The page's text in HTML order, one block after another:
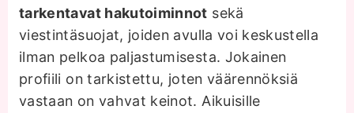
tarkentavat hakutoiminnot sekä
viestintäsuojat, joiden avulla voi keskustella
ilman pelkoa paljastumisesta. Jokainen
profiili on tarkistettu, joten väärennöksiä
vastaan on vahvat keinot. Aikuisille